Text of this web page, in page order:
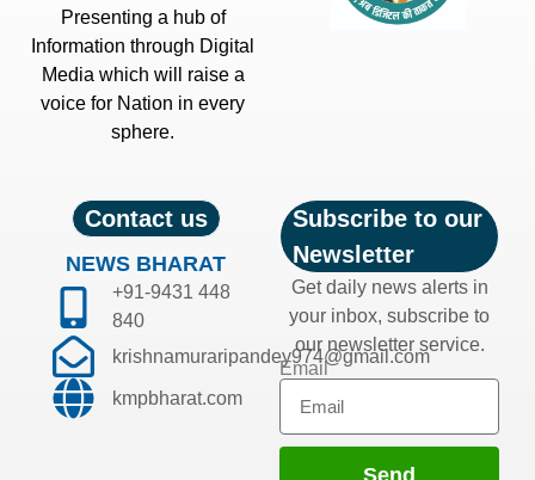
Presenting a hub of
Information through Digital
Media which will raise a
voice for Nation in every
sphere.
Contact us
NEWS BHARAT
+91-9431 448
840
krishnamuraripandey974@gmail.com
kmpbharat.com
Subscribe to our
Newsletter
Get daily news alerts in
your inbox, subscribe to
our newsletter service.
Email